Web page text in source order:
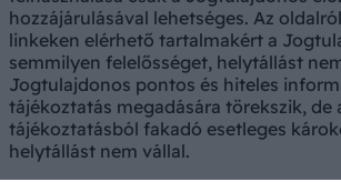
hozzájárulásával lehetséges. Az
linkeken elérhető tartalmakért a
semmilyen felelősséget, helytállást
Jogtulajdonos pontos és hiteles
tájékoztatás megadására törekszik, de
tájékoztatásból fakadó esetleges
helytállást nem vállal.